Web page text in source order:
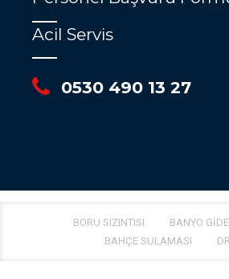
Acil Servis
0530 490 13 27
BORU SIZINTISI
BANYO
BAHÇE SULAMASI